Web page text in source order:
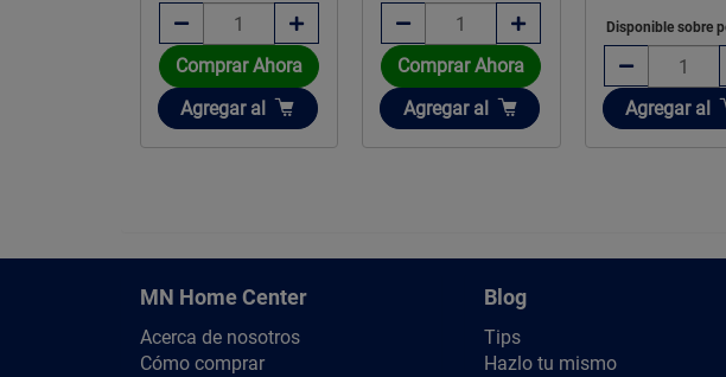
Comprar Ahora
Añadir
Agregar al
Comprar Ahora
Añadir
Agregar al
Disponible sobre
Añadir
Agregar al
MN Home Center
Acerca de nosotros
Cómo comprar
Blog
Tips
Hazlo tu mismo